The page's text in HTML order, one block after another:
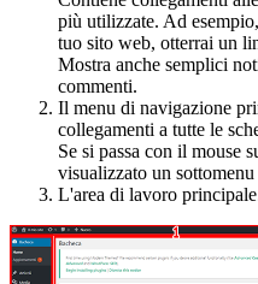
più utilizzate. Ad
tuo sito web, otterrai un
Mostra anche semplici
commenti.
Il menu di navigazione
collegamenti a tutte le
Se si passa con il mouse
visualizzato un
L'area di lavoro